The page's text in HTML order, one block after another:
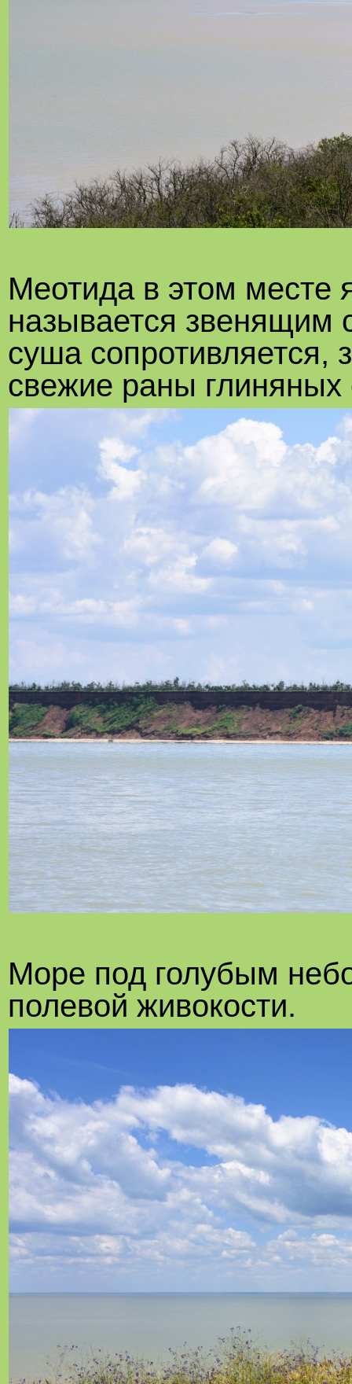
Меотида в этом месте
называется звенящим
суша сопротивляется,
свежие раны
Море под голубым
полевой живокости.